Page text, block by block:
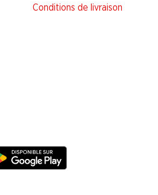
Conditions de livraison